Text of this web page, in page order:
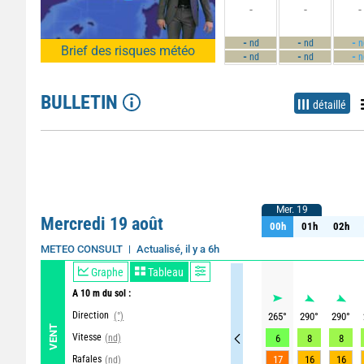
Brief des risques météo
-
-nd
-nd
-
-nd
-nd
-
-
-
BULLETIN détaillé
Mercredi 19 août
METEO CONSULT Actualisé, il y a 6h
VENT
Graphe Tableau
A 10 m du sol :
Direction (°)
Vitesse (nd)
Rafales (nd)
Mer. 19
00h 01h 02h
Mer. 19
00h 01h 02h
265° 290° 290°
6
8 8
17
16 16